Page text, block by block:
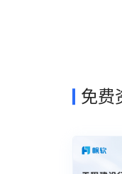
免费